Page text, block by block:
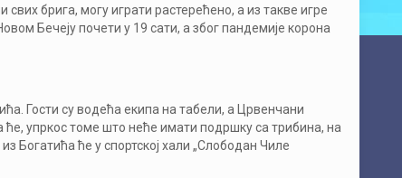
брига, могу играти растерећено, а из такве игре
Бечеју почети у 19 сати, а због пандемије корона
Гости су водећа екипа на табели, а Црвенчани
упркос томе што неће имати подршку са трибина, на
Богатића ће у спортској хали „Слободан Чиле